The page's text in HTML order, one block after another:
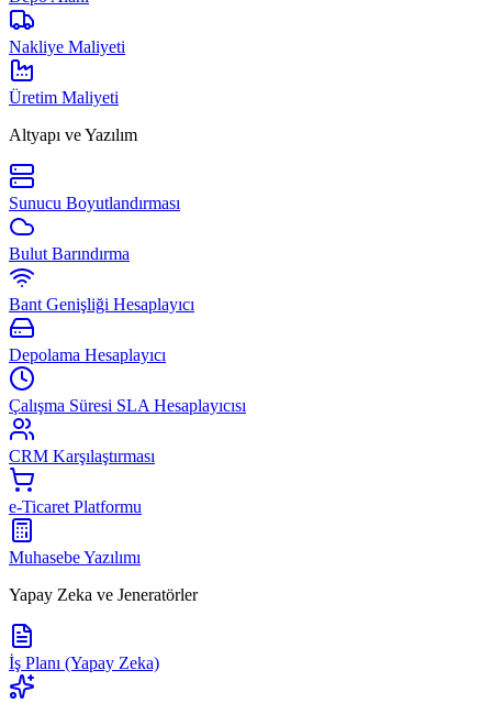
Nakliye Maliyeti
Üretim Maliyeti
Altyapı ve Yazılım
Sunucu Boyutlandırması
Bulut Barındırma
Bant Genişliği Hesaplayıcı
Depolama Hesaplayıcı
Çalışma Süresi SLA Hesaplayıcısı
CRM Karşılaştırması
e-Ticaret Platformu
Muhasebe Yazılımı
Yapay Zeka ve Jeneratörler
İş Planı (Yapay Zeka)